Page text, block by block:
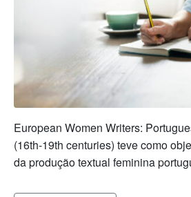
European Women Writers:
(16th-19th centuries) teve como
da produção textual feminina